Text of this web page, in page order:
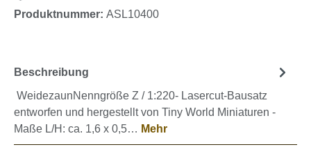
Produktnummer: ASL10400
Beschreibung
WeidezaunNenngröße Z / 1:220- Lasercut-Bausatz
entworfen und hergestellt von Tiny World Miniaturen -
Maße L/H: ca. 1,6 x 0,5… Mehr